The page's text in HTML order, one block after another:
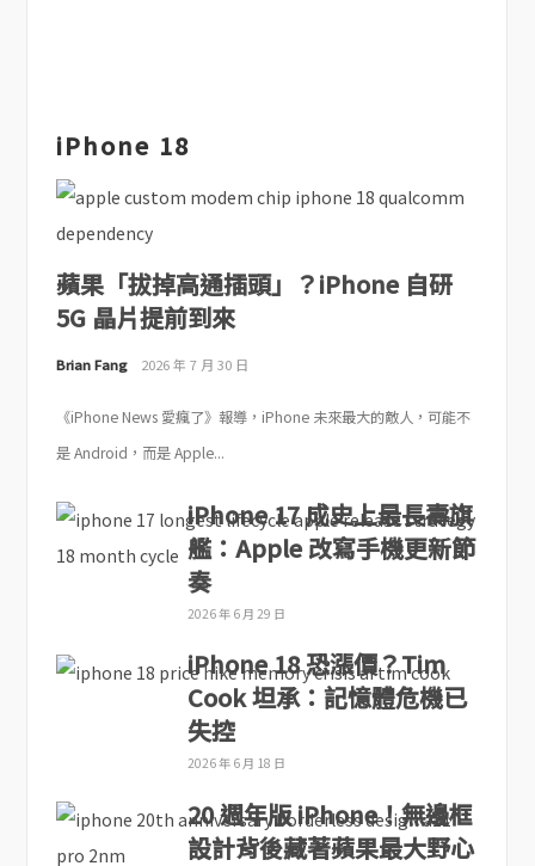
iPhone 18
蘋果「拔掉高通插頭」？iPhone 自研
5G 晶片提前到來
Brian Fang 2026 年 7 月 30 日
《iPhone News 愛瘋了》報導，iPhone 未來最大的敵人，可能不
是 Android，而是 Apple...
iPhone 17 成史上最長壽旗
艦：Apple 改寫手機更新節
奏
2026 年 6 月 29 日
iPhone 18 恐漲價？Tim
Cook 坦承：記憶體危機已
失控
2026 年 6 月 18 日
20 週年版 iPhone！無邊框
設計背後藏著蘋果最大野心